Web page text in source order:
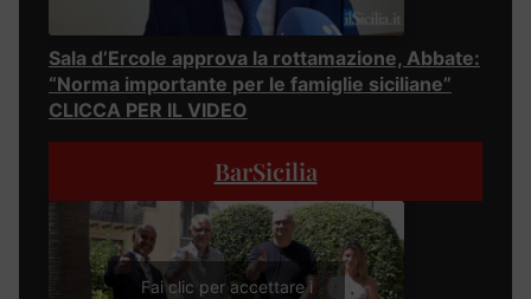
Sala d’Ercole approva la rottamazione, Abbate:
“Norma importante per le famiglie siciliane”
CLICCA PER IL VIDEO
BarSicilia
Fai clic per accettare i